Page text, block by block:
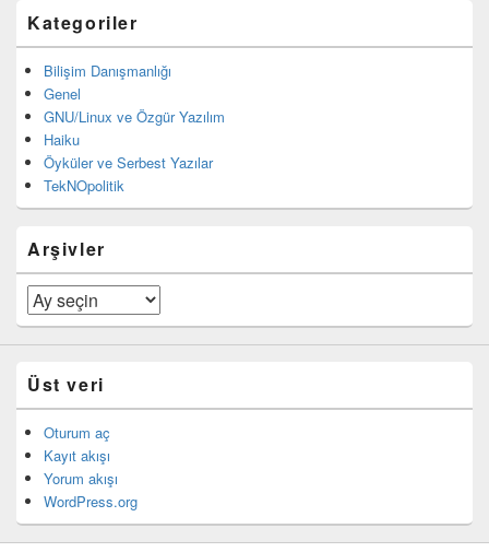
Kategoriler
Bilişim Danışmanlığı
Genel
GNU/Linux ve Özgür Yazılım
Haiku
Öyküler ve Serbest Yazılar
TekNOpolitik
Arşivler
Arşivler
Üst veri
Oturum aç
Kayıt akışı
Yorum akışı
WordPress.org